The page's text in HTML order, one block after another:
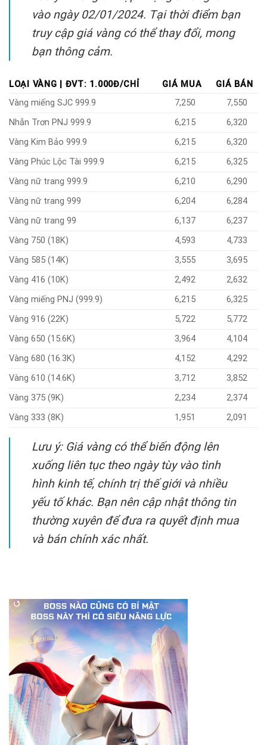
vào ngày 02/01/2024. Tại thời điểm bạn
truy cập giá vàng có thể thay đổi, mong
bạn thông cảm.
LOẠI VÀNG | ĐVT: 1.000Đ/CHỈ GIÁ MUA
GIÁ BÁN
Vàng miếng SJC 999.9
7,250
7,550
Nhẫn Trơn PNJ 999.9
6,215
6,320
Vàng Kim Bảo 999.9
6,215
6,320
Vàng Phúc Lộc Tài 999.9
6,215
6,325
Vàng nữ trang 999.9
6,210
6,290
Vàng nữ trang 999
6,204
6,284
Vàng nữ trang 99
6,137
6,237
Vàng 750 (18K)
4,593
4,733
Vàng 585 (14K)
3,555
3,695
Vàng 416 (10K)
2,492
2,632
Vàng miếng PNJ (999.9)
6,215
6,325
Vàng 916 (22K)
5,722
5,772
Vàng 650 (15.6K)
3,964
4,104
Vàng 680 (16.3K)
4,152
4,292
Vàng 610 (14.6K)
3,712
3,852
Vàng 375 (9K)
2,234
2,374
Vàng 333 (8K)
1,951 2,091
Lưu ý: Giá vàng có thể biến động lên
xuống liên tục theo ngày tùy vào tình
hình kinh tế, chính trị thế giới và nhiều
yếu tố khác. Bạn nên cập nhật thông tin
thường xuyên để đưa ra quyết định mua
và bán chính xác nhất.